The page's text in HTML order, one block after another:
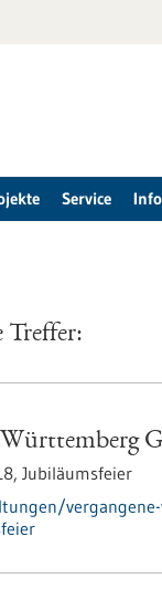
Service
Treffer:
Württemberg
Jubiläumsfeier